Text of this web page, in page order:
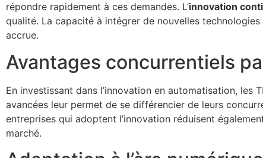
répondre rapidement à ces demandes. L’innovation
qualité. La capacité à intégrer de nouvelles
accrue.
Avantages concurrentiels
En investissant dans l’innovation en automatisation, les
avancées leur permet de se différencier de leurs
entreprises qui adoptent l’innovation réduisent
marché.